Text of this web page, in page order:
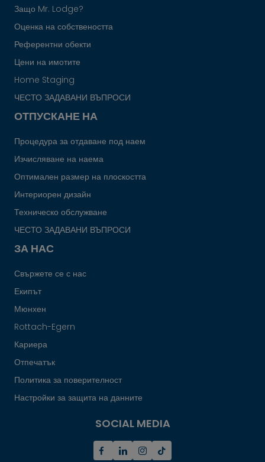
Защо Mr. Lodge?
Оценка на собствеността
Референтни обекти
Цени на имотите
Home Staging
ЧЕСТО ЗАДАВАНИ ВЪПРОСИ
ОТПУСКАНЕ НА
Процедура за отдаване под наем
Изчисляване на наема
Оптимален размер на плоскостта
Интериорен дизайн
Техническо обслужване
ЧЕСТО ЗАДАВАНИ ВЪПРОСИ
ЗА НАС
Свържете се с нас
Екипът
Мюнхен
Rottach-Egern
Кариера
Отпечатък
Политика за поверителност
Настройки за защита на данните
SOCIAL MEDIA